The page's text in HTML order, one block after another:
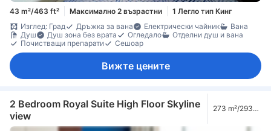
43 m²/463 ft² Максимално 2 възрастни
1 Легло тип Кинг
Изглед: Град
Дръжка за вана Електрически чайник
Вана
Душ
Душ зона без врата Огледало
Отделни душ и вана
Почистващи препарати
Сешоар
Вижте цените
2 Bedroom Royal Suite High Floor Skyline
view
273 m²/2939